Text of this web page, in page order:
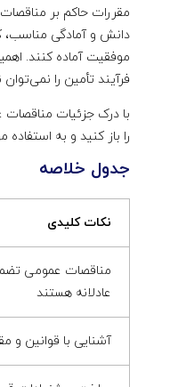
مقررات حاکم بر
دانش و آمادگی مناسب،
موفقیت آماده کنند.
فرآیند تأمین را
با درک جزئیات
را باز کنید و به
جدول خلاصه
نکات کلیدی
مناقصات عمومی
عادلانه هستند
آشنایی با قوانین و